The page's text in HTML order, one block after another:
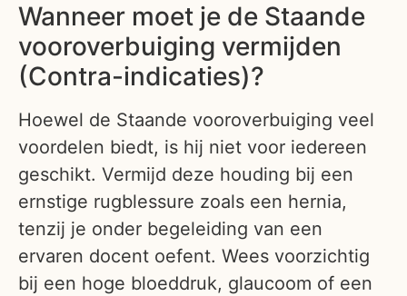
Wanneer moet je de Staande
vooroverbuiging vermijden
(Contra-indicaties)?
Hoewel de Staande vooroverbuiging veel
voordelen biedt, is hij niet voor iedereen
geschikt. Vermijd deze houding bij een
ernstige rugblessure zoals een hernia,
tenzij je onder begeleiding van een
ervaren docent oefent. Wees voorzichtig
bij een hoge bloeddruk, glaucoom of een